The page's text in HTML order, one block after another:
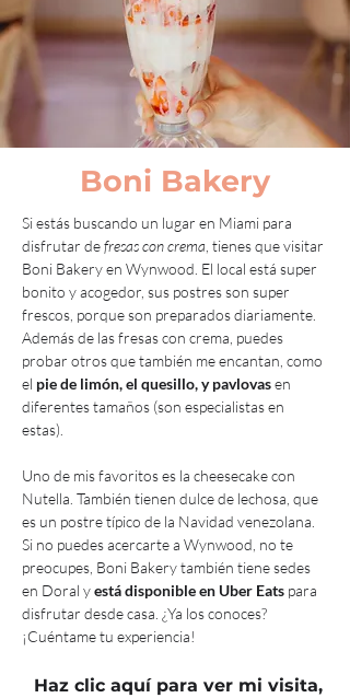
Boni Bakery
Si estás buscando un lugar en Miami para
disfrutar de fresas con crema , tienes que visitar
Boni Bakery en Wynwood. El local está super
bonito y acogedor, sus postres son super
frescos, porque son preparados diariamente.
Además de las fresas con crema, puedes
probar otros que también me encantan, como
el pie de limón, el quesillo, y pavlovas en
diferentes tamaños (son especialistas en
estas).
Uno de mis favoritos es la cheesecake con
Nutella. También tienen dulce de lechosa, que
es un postre típico de la Navidad venezolana.
Si no puedes acercarte a Wynwood, no te
preocupes, Boni Bakery también tiene sedes
en Doral y está disponible en Uber Eats para
disfrutar desde casa. ¿Ya los conoces?
¡Cuéntame tu experiencia!
Haz clic aquí para ver mi visita,